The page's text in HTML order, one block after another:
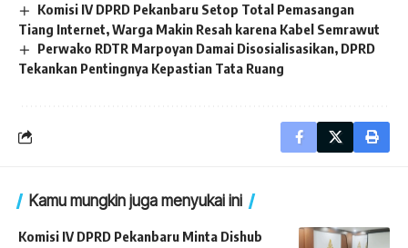
Komisi IV DPRD Pekanbaru Setop Total Pemasangan
Tiang Internet, Warga Makin Resah karena Kabel Semrawut
Perwako RDTR Marpoyan Damai Disosialisasikan, DPRD
Tekankan Pentingnya Kepastian Tata Ruang
Kamu mungkin juga menyukai ini
Komisi IV DPRD Pekanbaru Minta Dishub